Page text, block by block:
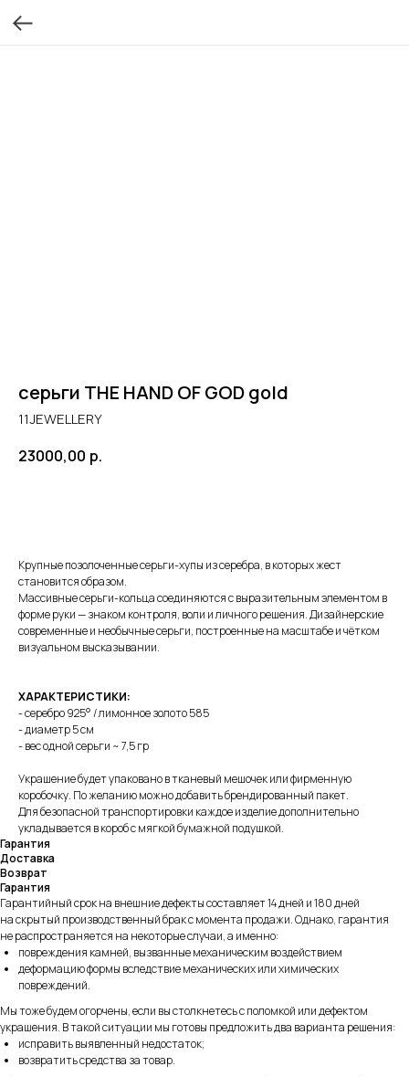
серьги THE HAND OF GOD gold
11JEWELLERY
23000,00 р.
Крупные позолоченные серьги-хупы из серебра, в которых жест
становится образом.
Массивные серьги-кольца соединяются с выразительным элементом в
форме руки — знаком контроля, воли и личного решения. Дизайнерские
современные и необычные серьги, построенные на масштабе и чётком
визуальном высказывании.
ХАРАКТЕРИСТИКИ:
- серебро 925° / лимонное золото 585
- диаметр 5 см
- вес одной серьги ~ 7,5 гр
Украшение будет упаковано в тканевый мешочек или фирменную
коробочку. По желанию можно добавить брендированный пакет.
Для безопасной транспортировки каждое изделие дополнительно
укладывается в короб с мягкой бумажной подушкой.
Гарантия
Доставка
Возврат
Гарантия
Гарантийный срок на внешние дефекты составляет 14 дней и 180 дней
на скрытый производственный брак с момента продажи. Однако, гарантия
не распространяется на некоторые случаи, а именно:
повреждения камней, вызванные механическим воздействием
деформацию формы вследствие механических или химических
повреждений.
Мы тоже будем огорчены, если вы столкнетесь с поломкой или дефектом
украшения. В такой ситуации мы готовы предложить два варианта решения:
исправить выявленный недостаток;
возвратить средства за товар.